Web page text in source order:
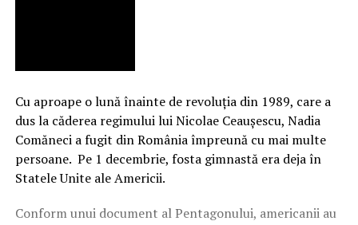
Cu aproape o lună înainte de revoluţia din 1989, care a
dus la căderea regimului lui Nicolae Ceauşescu, Nadia
Comăneci a fugit din România împreună cu mai multe
persoane. Pe 1 decembrie, fosta gimnastă era deja în
Statele Unite ale Americii.
Conform unui document al Pentagonului, americanii au